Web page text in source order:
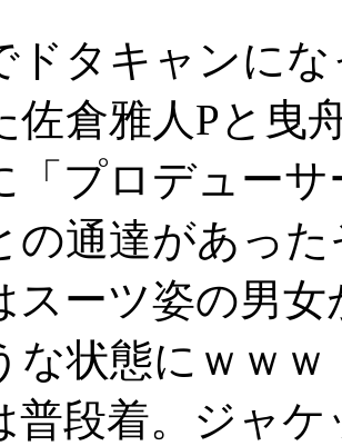
ドタキャンに
佐倉雅人Pと曳
「プロデュー
の通達があっ
スーツ姿の男
な状態にｗｗｗ
普段着。ジャ